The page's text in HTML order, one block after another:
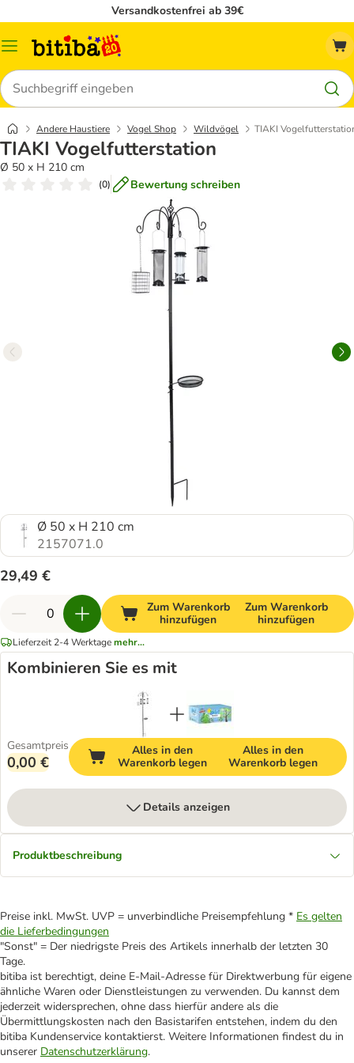
Versandkostenfrei ab 39€
Menü
Suchen
Andere Haustiere Vogel Shop Wildvögel TIAKI
TIAKI Vogelfutterstation
Ø 50 x H 210 cm
(0) Bewertung schreiben
Ø 50 x H 210 cm
2157071.0
29,49 €
Zum Warenkorb
hinzufügen
Zum Warenkorb
hinzufügen
Lieferzeit 2-4 Werktagemehr...
Kombinieren Sie es mit
Gesamtpreis
0,00 €
Alles in den
Warenkorb legen
Alles in den
Warenkorb legen
Details anzeigen
Produktbeschreibung
Preise inkl. MwSt. UVP = unverbindliche Preisempfehlung * Es gelten
die Lieferbedingungen
"Sonst" = Der niedrigste Preis des Artikels innerhalb der letzten 30
Tage.
bitiba ist berechtigt, deine E-Mail-Adresse für Direktwerbung für eigene
ähnliche Waren oder Dienstleistungen zu verwenden. Du kannst dem
jederzeit widersprechen, ohne dass hierfür andere als die
Übermittlungskosten nach den Basistarifen entstehen, indem du den
bitiba Kundenservice kontaktierst. Weitere Informationen findest du in
unserer Datenschutzerklärung.